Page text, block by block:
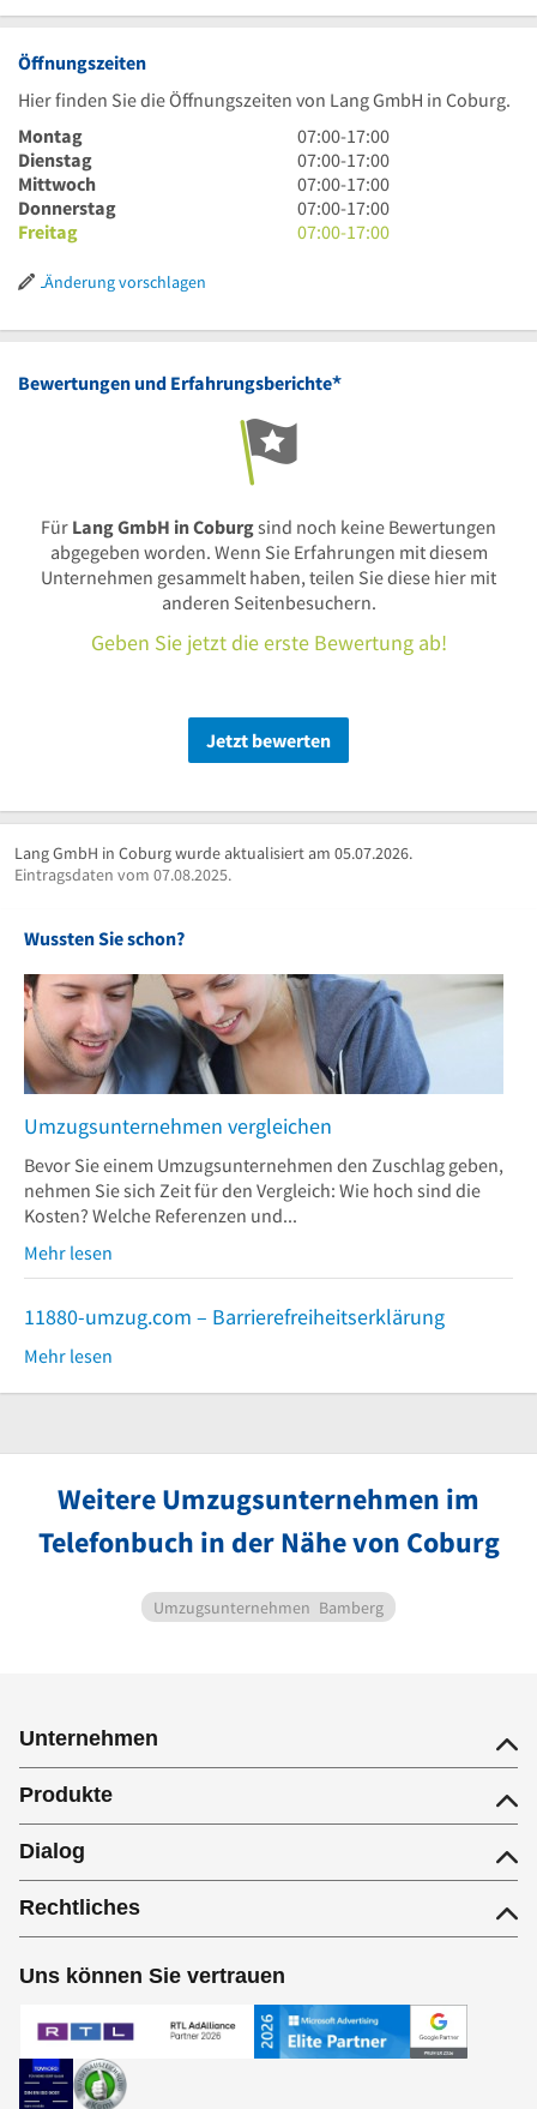
Öffnungszeiten
Hier finden Sie die Öffnungszeiten von Lang GmbH in Coburg.
Montag
7
Uhr
bis
17
Uhr
07:00-17:00
Dienstag
7
Uhr
bis
17
07:00-17:00
Mittwoch
7
Uhr
bis
07:00-17:00
Donnerstag
7
Uhr
07:00-17:00
Freitag
7
Uhr
07:00-17:00
Änderung vorschlagen
Bewertungen und Erfahrungsberichte*
Für Lang GmbH in Coburgsind noch keine Bewertungen
abgegeben worden. Wenn Sie Erfahrungen mit diesem
Unternehmen gesammelt haben, teilen Sie diese hier mit
anderen Seitenbesuchern.
Geben Sie jetzt die erste Bewertung ab!
Jetzt bewerten
Lang GmbH in Coburg wurde aktualisiert am 05.07.2026.
Eintragsdaten vom 07.08.2025.
Wussten Sie schon?
Umzugsunternehmen vergleichen
Bevor Sie einem Umzugsunternehmen den Zuschlag geben,
nehmen Sie sich Zeit für den Vergleich: Wie hoch sind die
Kosten? Welche Referenzen und...
Mehr lesen
11880-umzug.com – Barrierefreiheitserklärung
Mehr lesen
Weitere Umzugsunternehmen im
Telefonbuch in der Nähe von Coburg
Umzugsunternehmen Bamberg
Unternehmen
Produkte
Dialog
Rechtliches
Uns können Sie vertrauen